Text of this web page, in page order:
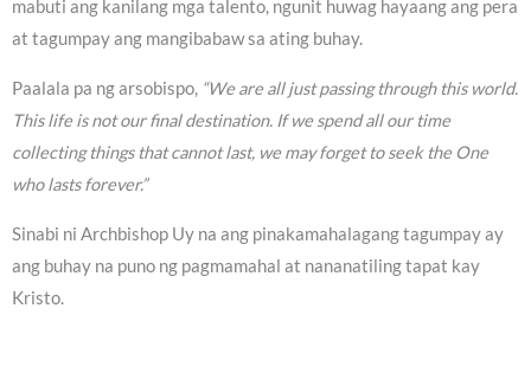
mabuti ang kanilang mga talento, ngunit huwag hayaang ang pera
at tagumpay ang mangibabaw sa ating buhay.
Paalala pa ng arsobispo, “We are all just passing through this world.
This life is not our final destination. If we spend all our time
collecting things that cannot last, we may forget to seek the One
who lasts forever.”
Sinabi ni Archbishop Uy na ang pinakamahalagang tagumpay ay
ang buhay na puno ng pagmamahal at nananatiling tapat kay
Kristo.